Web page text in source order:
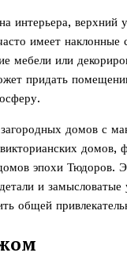
интерьера, верхний
имеет наклонные
мебели или
придать
домов с
домов,
эпохи Тюдоров.
и замысловатые
общей